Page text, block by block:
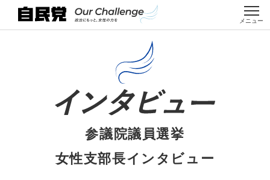
メニュー
ム
参議院
女性候
補者
クロ
スト
ーク
女性
議員
紹介
自民党
の取組
み
講座・イン
ターンシッ
プ
塾
公募・
選挙情
報
参議院議員選挙
女性支部長インタビュー